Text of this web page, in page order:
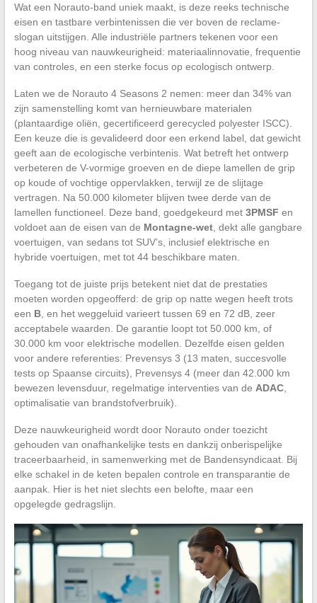
Wat een Norauto-band uniek maakt, is deze reeks technische
eisen en tastbare verbintenissen die ver boven de reclame-
slogan uitstijgen. Alle industriële partners tekenen voor een
hoog niveau van nauwkeurigheid: materiaalinnovatie, frequentie
van controles, en een sterke focus op ecologisch ontwerp.
Laten we de Norauto 4 Seasons 2 nemen: meer dan 34% van
zijn samenstelling komt van hernieuwbare materialen
(plantaardige oliën, gecertificeerd gerecycled polyester ISCC).
Een keuze die is gevalideerd door een erkend label, dat gewicht
geeft aan de ecologische verbintenis. Wat betreft het ontwerp
verbeteren de V-vormige groeven en de diepe lamellen de grip
op koude of vochtige oppervlakken, terwijl ze de slijtage
vertragen. Na 50.000 kilometer blijven twee derde van de
lamellen functioneel. Deze band, goedgekeurd met 3PMSF en
voldoet aan de eisen van de Montagne-wet, dekt alle gangbare
voertuigen, van sedans tot SUV’s, inclusief elektrische en
hybride voertuigen, met tot 44 beschikbare maten.
Toegang tot de juiste prijs betekent niet dat de prestaties
moeten worden opgeofferd: de grip op natte wegen heeft trots
een B, en het weggeluid varieert tussen 69 en 72 dB, zeer
acceptabele waarden. De garantie loopt tot 50.000 km, of
30.000 km voor elektrische modellen. Dezelfde eisen gelden
voor andere referenties: Prevensys 3 (13 maten, succesvolle
tests op Spaanse circuits), Prevensys 4 (meer dan 42.000 km
bewezen levensduur, regelmatige interventies van de ADAC,
optimalisatie van brandstofverbruik).
Deze nauwkeurigheid wordt door Norauto onder toezicht
gehouden van onafhankelijke tests en dankzij onberispelijke
traceerbaarheid, in samenwerking met de Bandensyndicaat. Bij
elke schakel in de keten bepalen controle en transparantie de
aanpak. Hier is het niet slechts een belofte, maar een
opgelegde gedragslijn.